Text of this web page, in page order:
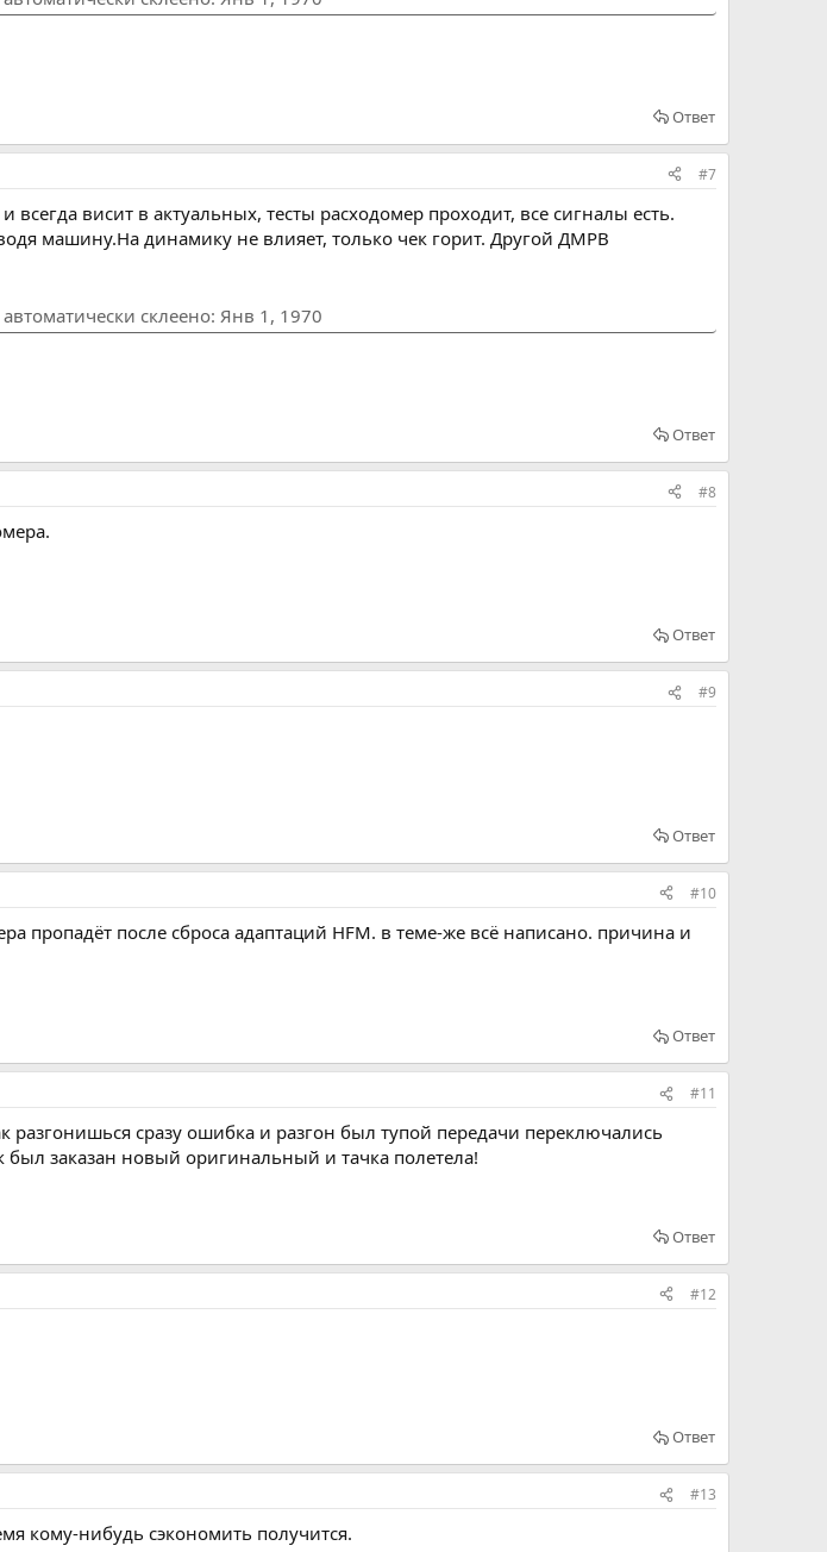
Ответ
#7
висит в актуальных, тесты расходомер проходит, все сигналы есть.
машину.На динамику не влияет, только чек горит. Другой ДМРВ
склеено: Янв 1, 1970
Ответ
#8
Ответ
#9
Ответ
#10
пропадёт после сброса адаптаций HFM. в теме-же всё написано. причина и
Ответ
#11
разгонишься сразу ошибка и разгон был тупой передачи переключались
заказан новый оригинальный и тачка полетела!
Ответ
#12
Ответ
#13
кому-нибудь сэкономить получится.